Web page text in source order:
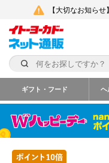
【大切なお知ら
ギフト・フード ヘ